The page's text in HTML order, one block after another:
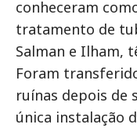
conheceram
tratamento de
Salman e Ilham,
Foram
ruínas depois de
única instalação